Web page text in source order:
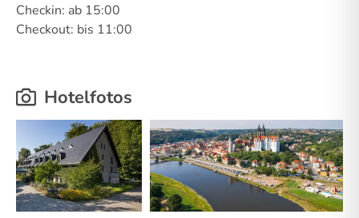
Checkin: ab 15:00
Checkout: bis 11:00
Hotelfotos